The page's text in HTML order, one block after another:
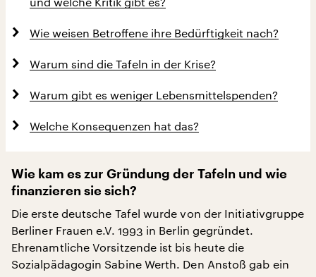
Wie weisen Betroffene ihre Bedürftigkeit nach?
Warum sind die Tafeln in der Krise?
Warum gibt es weniger Lebensmittelspenden?
Welche Konsequenzen hat das?
Wie kam es zur Gründung der Tafeln und wie
finanzieren sie sich?
Die erste deutsche Tafel wurde von der Initiativgruppe
Berliner Frauen e.V. 1993 in Berlin gegründet.
Ehrenamtliche Vorsitzende ist bis heute die
Sozialpädagogin Sabine Werth. Den Anstoß gab ein